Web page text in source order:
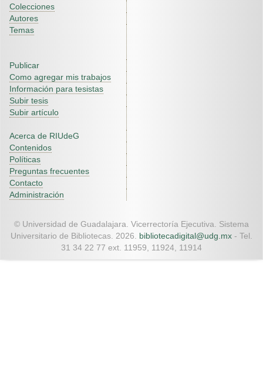
Colecciones
Autores
Temas
Publicar
Como agregar mis trabajos
Información para tesistas
Subir tesis
Subir artículo
Acerca de RIUdeG
Contenidos
Políticas
Preguntas frecuentes
Contacto
Administración
© Universidad de Guadalajara. Vicerrectoría Ejecutiva. Sistema
Universitario de Bibliotecas. 2026. bibliotecadigital@udg.mx - Tel.
31 34 22 77 ext. 11959, 11924, 11914